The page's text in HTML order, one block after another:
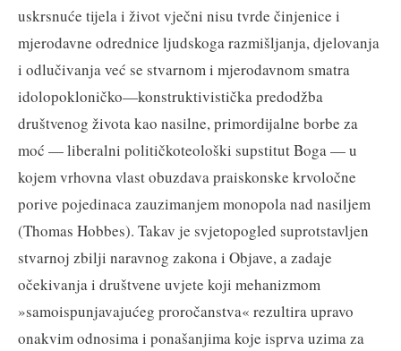
uskrsnuće tijela i život vječni nisu tvrde činjenice i
mjerodavne odrednice ljudskoga razmišljanja, djelovanja
i odlučivanja već se stvarnom i mjerodavnom smatra
idolopokloničko—konstruktivistička predodžba
društvenog života kao nasilne, primordijalne borbe za
moć — liberalni političkoteološki supstitut Boga — u
kojem vrhovna vlast obuzdava praiskonske krvoločne
porive pojedinaca zauzimanjem monopola nad nasiljem
(Thomas Hobbes). Takav je svjetopogled suprotstavljen
stvarnoj zbilji naravnog zakona i Objave, a zadaje
očekivanja i društvene uvjete koji mehanizmom
»samoispunjavajućeg proročanstva« rezultira upravo
onakvim odnosima i ponašanjima koje isprva uzima za